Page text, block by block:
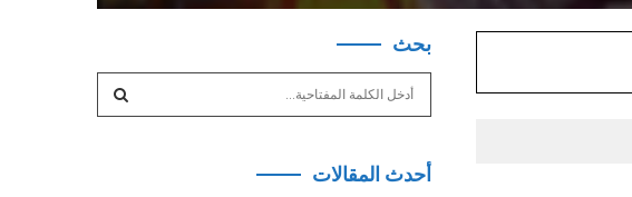
بحث
cأحدث المقالات